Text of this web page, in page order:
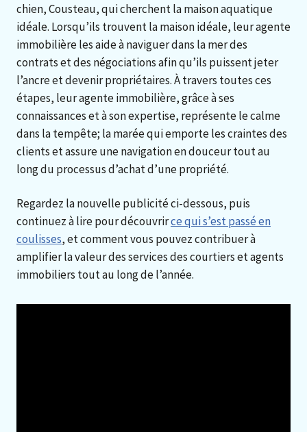
chien, Cousteau, qui cherchent la maison aquatique
idéale. Lorsqu’ils trouvent la maison idéale, leur agente
immobilière les aide à naviguer dans la mer des
contrats et des négociations afin qu’ils puissent jeter
l’ancre et devenir propriétaires. À travers toutes ces
étapes, leur agente immobilière, grâce à ses
connaissances et à son expertise, représente le calme
dans la tempête; la marée qui emporte les craintes des
clients et assure une navigation en douceur tout au
long du processus d’achat d’une propriété.
Regardez la nouvelle publicité ci-dessous, puis
continuez à lire pour découvrirce qui s’est passé en
coulisses, et comment vous pouvez contribuer à
amplifier la valeur des services des courtiers et agents
immobiliers tout au long de l’année.